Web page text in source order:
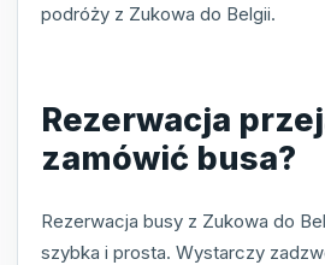
podróży z Zukowa do Belgii.
Rezerwacja
zamówić busa?
Rezerwacja busy z Zukowa do
szybka i prosta. Wystarczy